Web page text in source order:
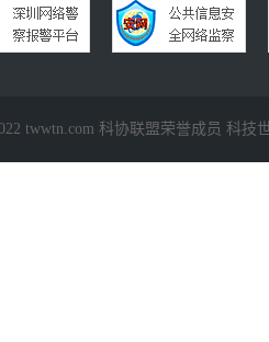
twwtn.com 科协联盟荣誉成员 科